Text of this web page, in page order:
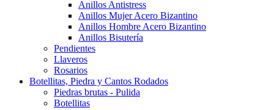
Anillos Antistress
Anillos Mujer Acero Bizantino
Anillos Hombre Acero Bizantino
Anillos Bisutería
Pendientes
Llaveros
Rosarios
Botellitas, Piedra y Cantos Rodados
Piedras brutas - Pulida
Botellitas